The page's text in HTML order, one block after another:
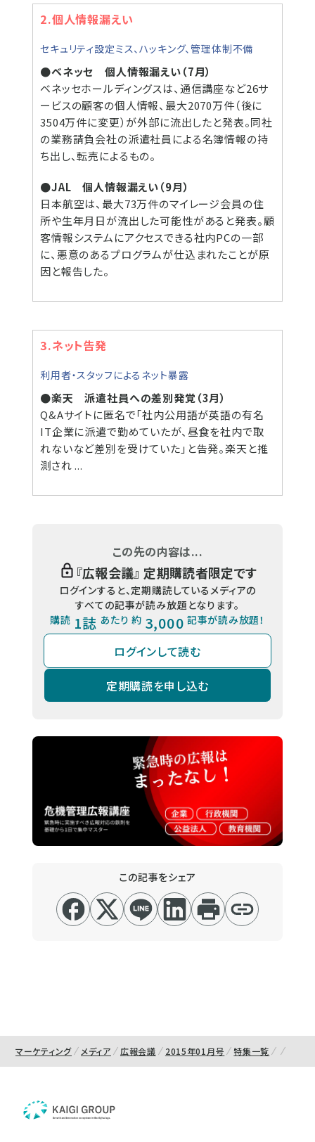
2.個人情報漏えい
セキュリティ設定ミス、ハッキング、管理体制不備
●ベネッセ 個人情報漏えい（7月）
ベネッセホールディングスは、通信講座など26サ
ービスの顧客の個人情報、最大2070万件（後に
3504万件に変更）が外部に流出したと発表。同社
の業務請負会社の派遣社員による名簿情報の持
ち出し、転売によるもの。
●JAL 個人情報漏えい（9月）
日本航空は、最大73万件のマイレージ会員の住
所や生年月日が流出した可能性があると発表。顧
客情報システムにアクセスできる社内PCの一部
に、悪意のあるプログラムが仕込まれたことが原
因と報告した。
3.ネット告発
利用者・スタッフによるネット暴露
●楽天 派遣社員への差別発覚（3月）
Q&Aサイトに匿名で「社内公用語が英語の有名
IT企業に派遣で勤めていたが、昼食を社内で取
れないなど差別を受けていた」と告発。楽天と推
測され ...
この先の内容は...
『広報会議』 定期購読者限定です
ログインすると、定期購読しているメディアの
すべての記事が読み放題となります。
購読 1誌 あたり 約 3,000 記事が読み放題！
ログインして読む
定期購読を申し込む
この記事をシェア
マーケティング メディア 広報会議 2015年01月号 特集一覧